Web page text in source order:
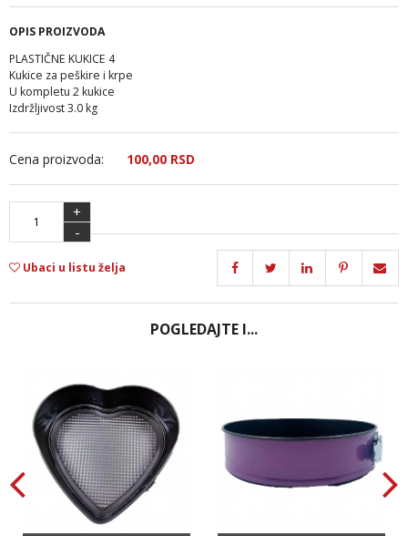
OPIS PROIZVODA
PLASTIČNE KUKICE 4
Kukice za peškire i krpe
U kompletu 2 kukice
Izdržljivost 3.0 kg
Cena proizvoda: 100,00 RSD
+
-
Ubaci u listu želja
POGLEDAJTE I...